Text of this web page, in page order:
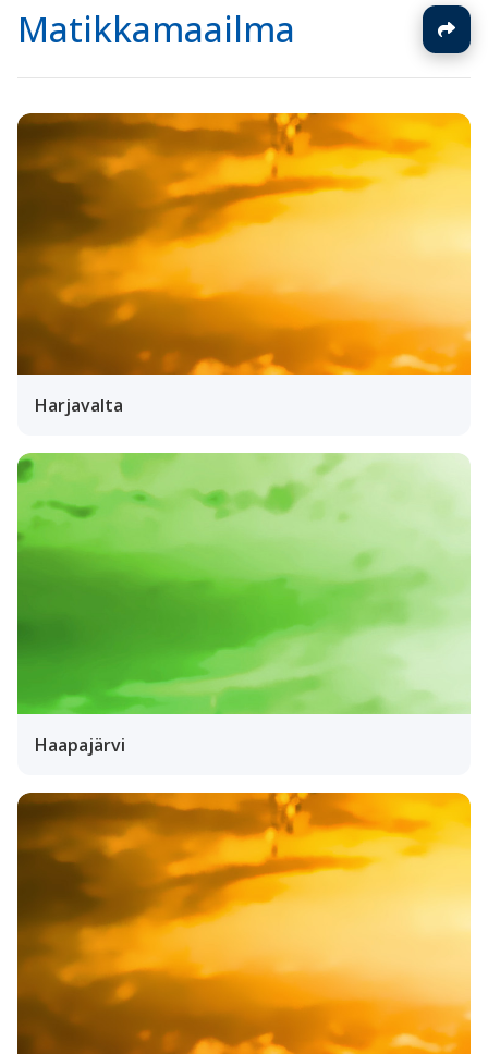
Matikkamaailma
Harjavalta
Haapajärvi